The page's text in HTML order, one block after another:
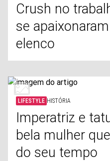
Crush no
se
elenco
LIFESTYLE HISTÓRIA
Imperatriz e
bela mulher
do seu tempo